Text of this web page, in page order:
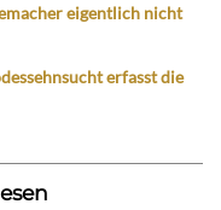
eigentlich nicht
erfasst die